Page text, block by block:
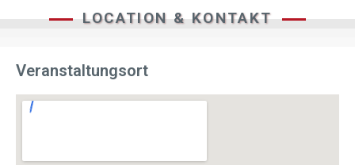
LOCATION & KONTAKT
Veranstaltungsort